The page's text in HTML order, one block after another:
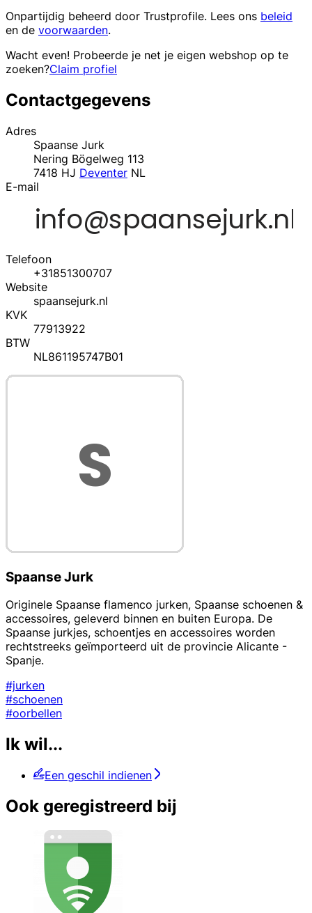
Onpartijdig beheerd door Trustprofile. Lees ons beleid
en de voorwaarden.
Wacht even! Probeerde je net je eigen webshop op te
zoeken?Claim profiel
Contactgegevens
Adres
Spaanse Jurk
Nering Bögelweg 113
7418 HJ Deventer NL
E-mail
Telefoon
+31851300707
Website
spaansejurk.nl
KVK
77913922
BTW
NL861195747B01
Spaanse Jurk
Originele Spaanse flamenco jurken, Spaanse schoenen &
accessoires, geleverd binnen en buiten Europa. De
Spaanse jurkjes, schoentjes en accessoires worden
rechtstreeks geïmporteerd uit de provincie Alicante -
Spanje.
#jurken
#schoenen
#oorbellen
Ik wil...
Een geschil indienen
Ook geregistreerd bij